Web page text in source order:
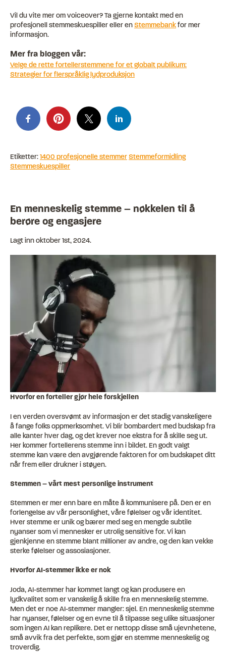
Vil du vite mer om voiceover? Ta gjerne kontakt med en
profesjonell stemmeskuespiller eller enStemmebankfor mer
informasjon.
Mer fra bloggen vår:
Velge de rette fortellerstemmene for et globalt publikum:
Strategier for flerspråklig lydproduksjon
Etiketter:1400 profesjonelle stemmerStemmeformidling
Stemmeskuespiller
En menneskelig stemme – nøkkelen til å
berøre og engasjere
Lagt innoktober 1st, 2024.
Hvorfor en forteller gjør hele forskjellen
I en verden oversvømt av informasjon er det stadig vanskeligere
å fange folks oppmerksomhet. Vi blir bombardert med budskap fra
alle kanter hver dag, og det krever noe ekstra for å skille seg ut.
Her kommer fortellerens stemme inn i bildet. En godt valgt
stemme kan være den avgjørende faktoren for om budskapet ditt
når frem eller drukner i støyen.
Stemmen – vårt mest personlige instrument
Stemmen er mer enn bare en måte å kommunisere på. Den er en
forlengelse av vår personlighet, våre følelser og vår identitet.
Hver stemme er unik og bærer med seg en mengde subtile
nyanser som vi mennesker er utrolig sensitive for. Vi kan
gjenkjenne en stemme blant millioner av andre, og den kan vekke
sterke følelser og assosiasjoner.
Hvorfor AI-stemmer ikke er nok
Joda, AI-stemmer har kommet langt og kan produsere en
lydkvalitet som er vanskelig å skille fra en menneskelig stemme.
Men det er noe AI-stemmer mangler: sjel. En menneskelig stemme
har nyanser, følelser og en evne til å tilpasse seg ulike situasjoner
som ingen AI kan replikere. Det er nettopp disse små ujevnhetene,
små avvik fra det perfekte, som gjør en stemme menneskelig og
troverdig.